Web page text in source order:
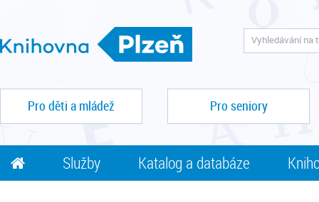
Pro děti a mládež Pro seniory
Služby Katalog a databáze